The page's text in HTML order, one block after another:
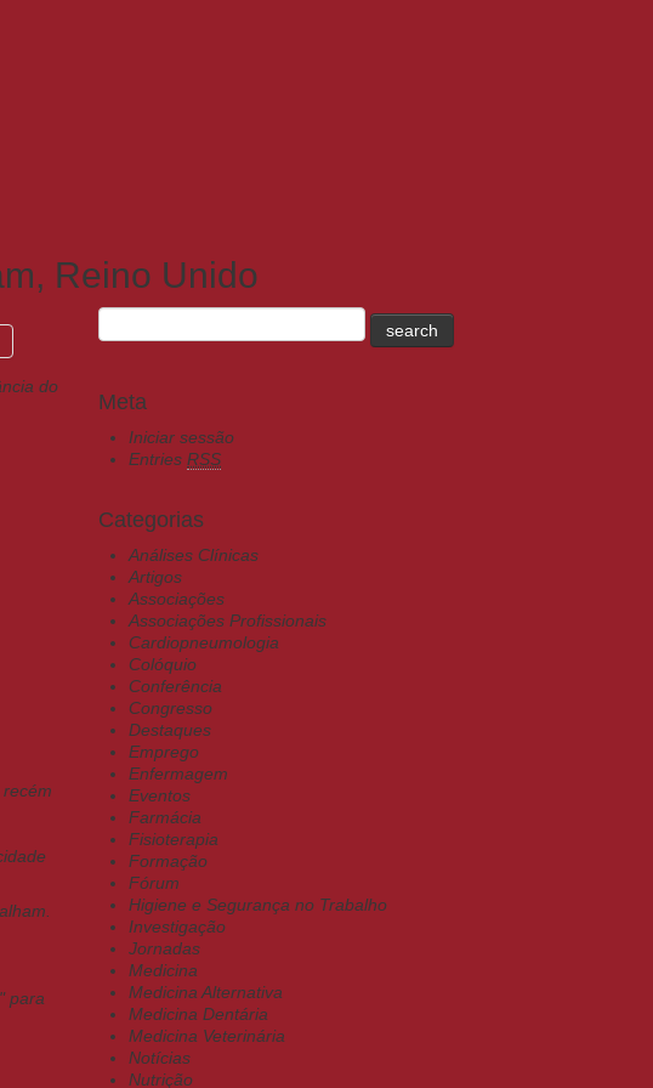
Reino Unido
do
para
Meta
Iniciar sessão
Entries RSS
Categorias
Análises Clínicas
Artigos
Associações
Associações Profissionais
Cardiopneumologia
Colóquio
Conferência
Congresso
Destaques
Emprego
Enfermagem
Eventos
Farmácia
Fisioterapia
Formação
Fórum
Higiene e Segurança no Trabalho
Investigação
Jornadas
Medicina
Medicina Alternativa
Medicina Dentária
Medicina Veterinária
Notícias
Nutrição